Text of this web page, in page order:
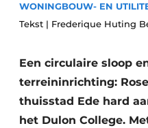
storymetadata
Vacature
Vacatures
Glas
WONINGBOUW- EN
Tekst | Frederique Huting
Een circulaire sloop
terreininrichting:
thuisstad Ede hard
het Dulon College.